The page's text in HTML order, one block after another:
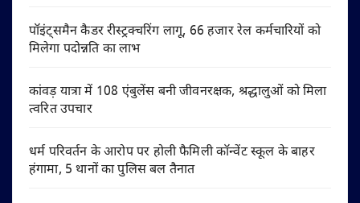
पॉइंट्समैन कैडर रीस्ट्रक्चरिंग लागू, 66 हजार रेल कर्मचारियों को
मिलेगा पदोन्नति का लाभ
कांवड़ यात्रा में 108 एंबुलेंस बनी जीवनरक्षक, श्रद्धालुओं को मिला
त्वरित उपचार
धर्म परिवर्तन के आरोप पर होली फैमिली कॉन्वेंट स्कूल के बाहर
हंगामा, 5 थानों का पुलिस बल तैनात